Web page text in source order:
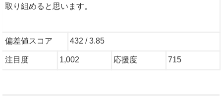
取り組めると思います。
偏差値スコア 432 / 3.85
注目度 1,002 応援度 715